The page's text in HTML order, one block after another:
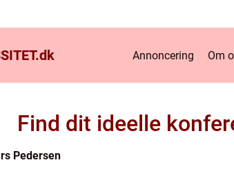
dk Annoncering Om
Find dit ideelle
Pedersen